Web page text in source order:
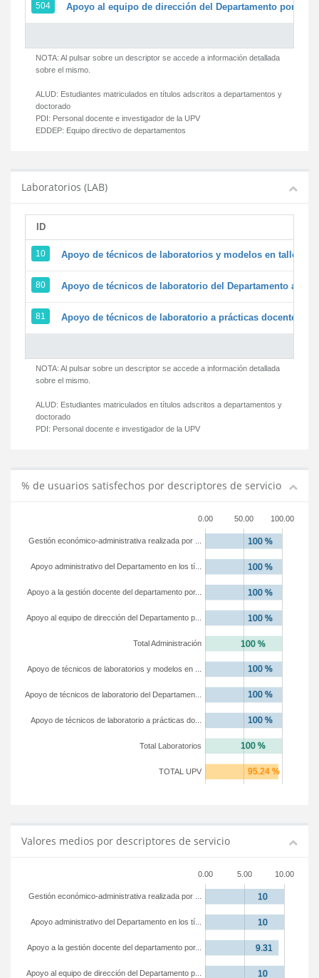
504 Apoyo al equipo de dirección del Departamento por
NOTA: Al pulsar sobre un descriptor se accede a información detallada
sobre el mismo.
ALUD: Estudiantes matriculados en títulos adscritos a departamentos y
doctorado
PDI: Personal docente e investigador de la UPV
EDDEP: Equipo directivo de departamentos
Laboratorios (LAB)
ID
10 Apoyo de técnicos de laboratorios y modelos en
80 Apoyo de técnicos de laboratorio del Departamento a la
81 Apoyo de técnicos de laboratorio a prácticas docentes y
NOTA: Al pulsar sobre un descriptor se accede a información detallada
sobre el mismo.
ALUD: Estudiantes matriculados en títulos adscritos a departamentos y
doctorado
PDI: Personal docente e investigador de la UPV
% de usuarios satisfechos por descriptores de servicio
0.00 50.00 100.00
TOTAL UPV
Total Laboratorios
Apoyo de técnicos de laboratorio a prácticas do...
Apoyo de técnicos de laboratorio del Departamen...
Apoyo de técnicos de laboratorios y modelos en ...
Total Administración
Apoyo al equipo de dirección del Departamento p...
Apoyo a la gestión docente del departamento por...
Apoyo administrativo del Departamento en los tí...
Gestión económico-administrativa realizada por ...
Valores medios por descriptores de servicio
0.00 5.00 10.00
Apoyo al equipo de dirección del Departamento p...
Apoyo a la gestión docente del departamento por...
Apoyo administrativo del Departamento en los tí...
Gestión económico-administrativa realizada por ...